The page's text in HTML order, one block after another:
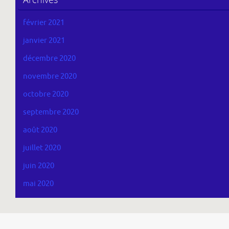
février 2021
janvier 2021
décembre 2020
novembre 2020
octobre 2020
septembre 2020
août 2020
juillet 2020
juin 2020
mai 2020